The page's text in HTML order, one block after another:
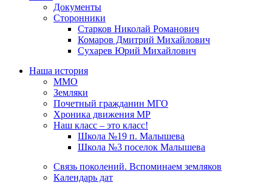
Документы
Сторонники
Старков Николай Романович
Комаров Дмитрий Михайлович
Сухарев Юрий Михайлович
Наша история
ММО
Земляки
Почетный гражданин МГО
Хроника движения МР
Наш класс – это класс!
Школа №19 п. Малышева
Школа №3 поселок Малышева
Связь поколений. Вспоминаем земляков
Календарь дат